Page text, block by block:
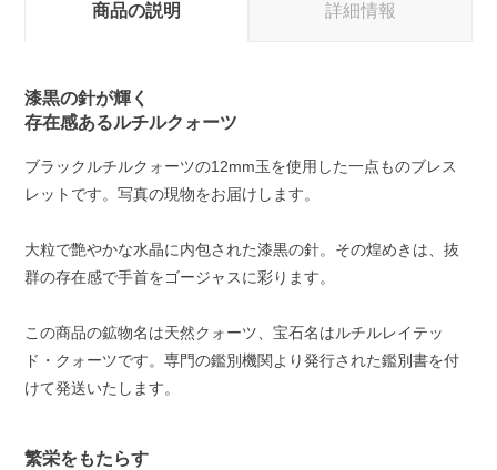
商品の説明 詳細情報
漆黒の針が輝く
存在感あるルチルクォーツ
ブラックルチルクォーツの12mm玉を使用した一点ものブレス
レットです。写真の現物をお届けします。
大粒で艶やかな水晶に内包された漆黒の針。その煌めきは、抜
群の存在感で手首をゴージャスに彩ります。
この商品の鉱物名は天然クォーツ、宝石名はルチルレイテッ
ド・クォーツです。専門の鑑別機関より発行された鑑別書を付
けて発送いたします。
繁栄をもたらす